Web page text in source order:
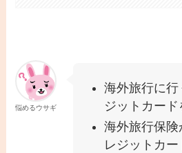
悩めるウサギ
海外旅行に行
ジットカード
海外旅行保険
レジットカ